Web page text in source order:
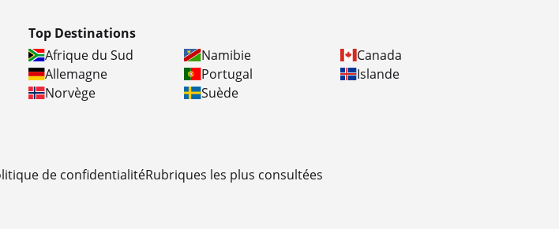
Top Destinations
Afrique du Sud
Namibie
Canada
Allemagne
Portugal
Islande
Norvège
Suède
de confidentialitéRubriques les plus consultées